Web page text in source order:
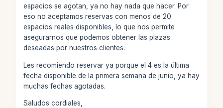
espacios se agotan, ya no hay nada que hacer. Por
eso no aceptamos reservas con menos de 20
espacios reales disponibles, lo que nos permite
asegurarnos que podemos obtener las plazas
deseadas por nuestros clientes.
Les recomiendo reservar ya porque el 4 es la última
fecha disponible de la primera semana de junio, ya hay
muchas fechas agotadas.
Saludos cordiales,